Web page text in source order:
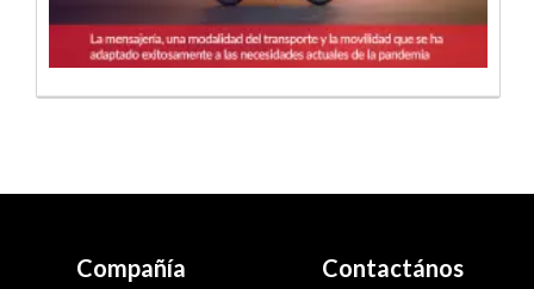
Contactános
Compañía